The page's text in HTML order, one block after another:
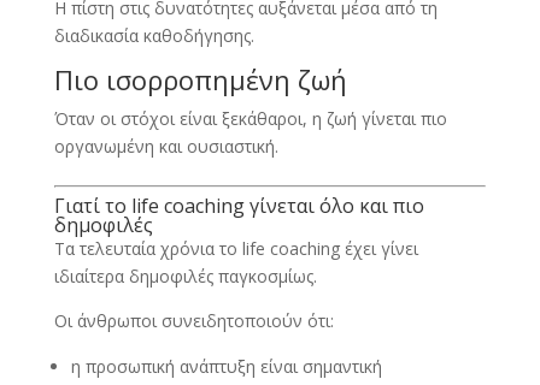
Η πίστη στις δυνατότητες αυξάνεται μέσα από τη
διαδικασία καθοδήγησης.
Πιο ισορροπημένη ζωή
Όταν οι στόχοι είναι ξεκάθαροι, η ζωή γίνεται πιο
οργανωμένη και ουσιαστική.
Γιατί το life coaching γίνεται όλο και πιο
δημοφιλές
Τα τελευταία χρόνια το life coaching έχει γίνει
ιδιαίτερα δημοφιλές παγκοσμίως.
Οι άνθρωποι συνειδητοποιούν ότι:
η προσωπική ανάπτυξη είναι σημαντική